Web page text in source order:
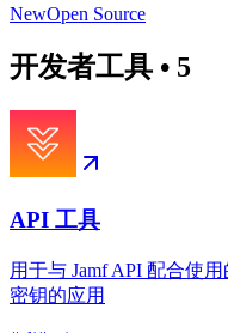
NewOpen Source
开发者工具 • 5
API 工具
用于与 Jamf API 配合使
密钥的应用